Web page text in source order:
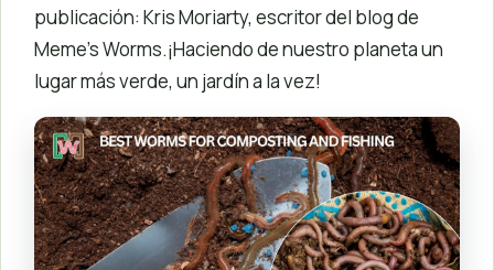
publicación: Kris Moriarty, escritor del blog de
Meme’s Worms.¡Haciendo de nuestro planeta un
lugar más verde, un jardín a la vez!